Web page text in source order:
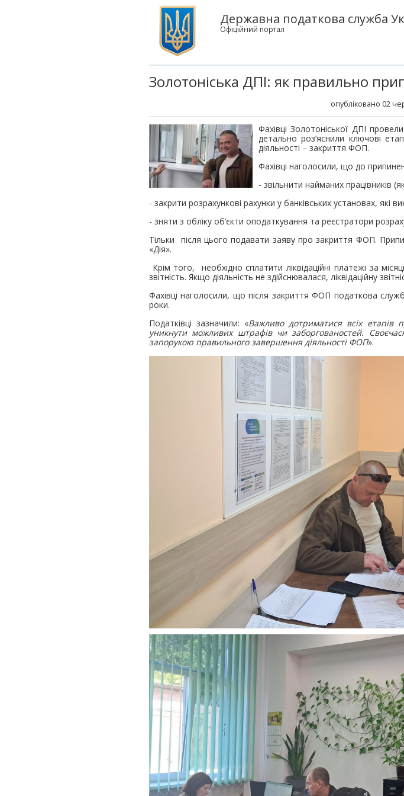
Державна податкова служба
Офіційний портал
Золотоніська ДПІ: як правильно
опубліковано 02
Фахівці Золотоніської ДПІ
детально роз’яснили ключові
діяльності – закриття ФОП.
Фахівці наголосили, що до
- звільнити найманих працівників
- закрити розрахункові рахунки у банківських установах, які
- зняти з обліку об’єкти оподаткування та реєстратори
Тільки після цього подавати заяву про закриття ФОП.
«Дія».
Крім того, необхідно сплатити ліквідаційні платежі за
звітність. Якщо діяльність не здійснювалася, ліквідаційну
Фахівці наголосили, що після закриття ФОП податкова
роки.
Податківці зазначили: «Важливо дотриматися всіх етапів
уникнути можливих штрафів чи заборгованостей.
запорукою правильного завершення діяльності ФОП».